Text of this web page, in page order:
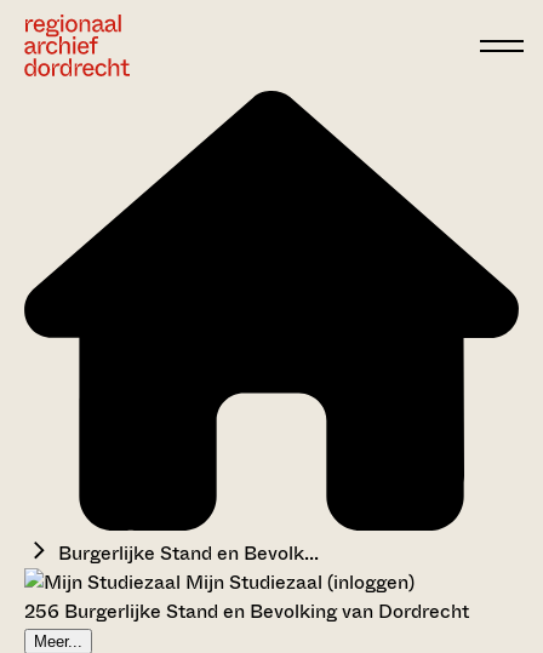
Burgerlijke Stand en Bevolk...
Mijn Studiezaal (inloggen)
256 Burgerlijke Stand en Bevolking van Dordrecht
Meer...